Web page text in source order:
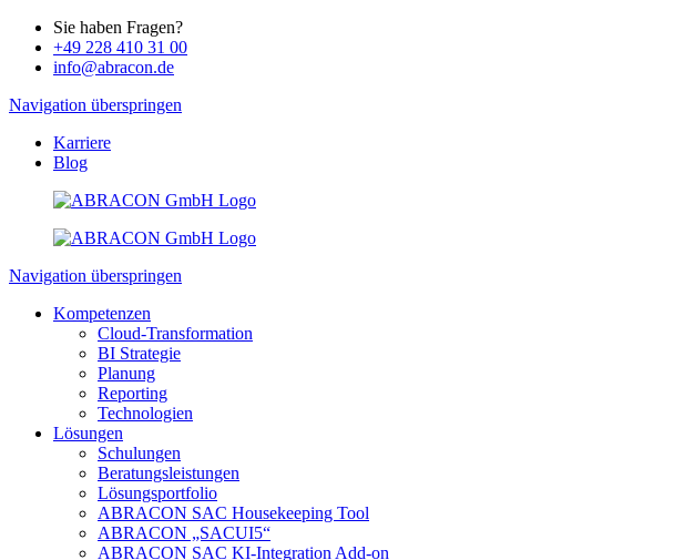
Sie haben Fragen?
+49 228 410 31 00
info@abracon.de
Navigation überspringen
Karriere
Blog
Navigation überspringen
Kompetenzen
Cloud-Transformation
BI Strategie
Planung
Reporting
Technologien
Lösungen
Schulungen
Beratungsleistungen
Lösungsportfolio
ABRACON SAC Housekeeping Tool
ABRACON „SACUI5“
ABRACON SAC KI-Integration Add-on